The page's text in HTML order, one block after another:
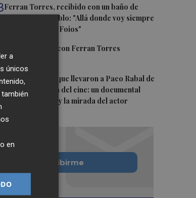
Ferran Torres, recibido con un baño de
masas en su pueblo: "Allá donde voy siempre
digo que soy de Foios"
Foios se vuelca con Ferran Torres
Las '200 vidas' que llevaron a Paco Rabal de
Águilas a la cima del cine: un documental
recupera la voz y la mirada del actor
Quiero suscribirme
a
únicos
también
en